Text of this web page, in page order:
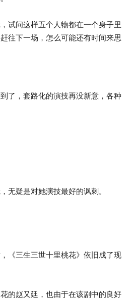
试问这样五个人物都在一个身子里
往下一场，怎么可能还有时间来思
了，套路化的演技再没新意，各种
无疑是对她演技最好的讽刺。
《三生三世十里桃花》依旧成了现
的赵又廷，也由于在该剧中的良好